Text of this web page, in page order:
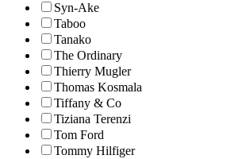
Syn-Ake
Taboo
Tanako
The Ordinary
Thierry Mugler
Thomas Kosmala
Tiffany & Co
Tiziana Terenzi
Tom Ford
Tommy Hilfiger